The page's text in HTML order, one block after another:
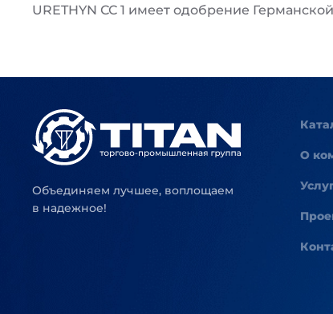
URETHYN СС 1 имеет одобрение
Объединяем лучшее, воплощаем
в надежное!
О